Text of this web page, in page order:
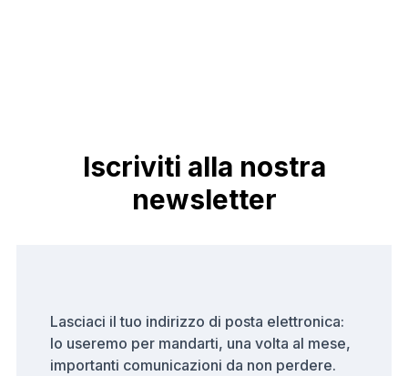
Iscriviti alla nostra
newsletter
Lasciaci il tuo indirizzo di posta elettronica:
lo useremo per mandarti, una volta al mese,
importanti comunicazioni da non perdere.